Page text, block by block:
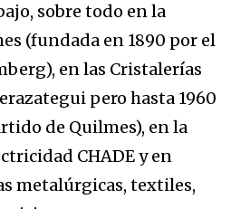
sobre todo en la
(fundada en 1890 por el
en las Cristalerías
pero hasta 1960
de Quilmes), en la
CHADE y en
metalúrgicas, textiles,